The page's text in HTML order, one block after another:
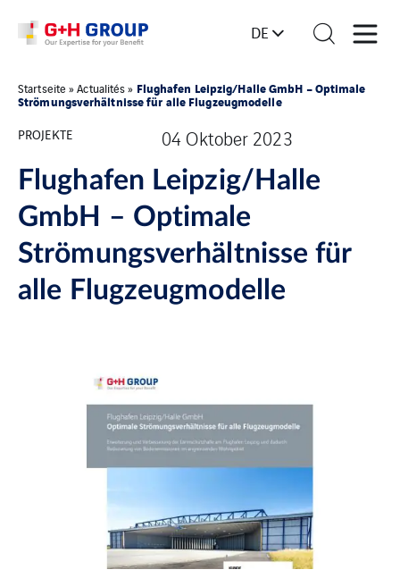
DE
Startseite »Actualités» Flughafen Leipzig/Halle GmbH – Optimale
Strömungsverhältnisse für alle Flugzeugmodelle
PROJEKTE
04 Oktober 2023
Flughafen Leipzig/Halle
GmbH – Optimale
Strömungsverhältnisse für
alle Flugzeugmodelle